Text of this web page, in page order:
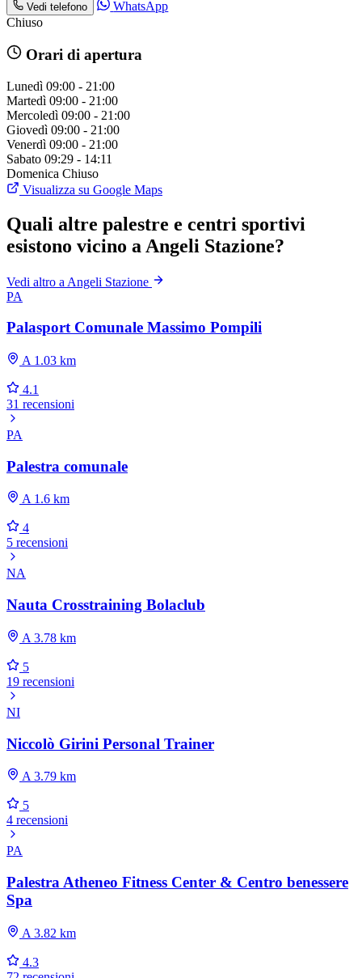
Vedi telefono
WhatsApp
Chiuso
Orari di apertura
Lunedì 09:00 - 21:00
Martedì 09:00 - 21:00
Mercoledì 09:00 - 21:00
Giovedì 09:00 - 21:00
Venerdì 09:00 - 21:00
Sabato 09:29 - 14:11
Domenica Chiuso
Visualizza su Google Maps
Quali altre palestre e centri sportivi
esistono vicino a Angeli Stazione?
Vedi altro a Angeli Stazione
PA
Palasport Comunale Massimo Pompili
A 1.03 km
4.1
31 recensioni
PA
Palestra comunale
A 1.6 km
4
5 recensioni
NA
Nauta Crosstraining Bolaclub
A 3.78 km
5
19 recensioni
NI
Niccolò Girini Personal Trainer
A 3.79 km
5
4 recensioni
PA
Palestra Atheneo Fitness Center & Centro benessere
Spa
A 3.82 km
4.3